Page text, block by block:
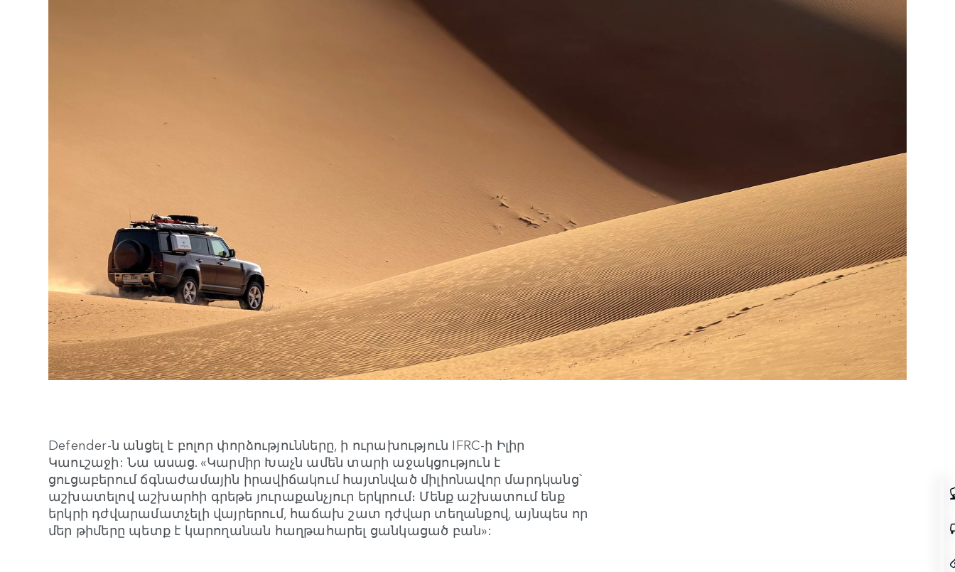
Defender-ն անցել է բոլոր փորձությունները, ի ուրախություն IFRC-ի Իլիր
Կաուշաջի: Նա ասաց. «Կարմիր Խաչն ամեն տարի աջակցություն է
ցուցաբերում ճգնաժամային իրավիճակում հայտնված միլիոնավոր մարդկանց՝
աշխատելով աշխարհի գրեթե յուրաքանչյուր երկրում։ Մենք աշխատում ենք
երկրի դժվարամատչելի վայրերում, հաճախ շատ դժվար տեղանքով, այնպես որ
մեր թիմերը պետք է կարողանան հաղթահարել ցանկացած բան»: